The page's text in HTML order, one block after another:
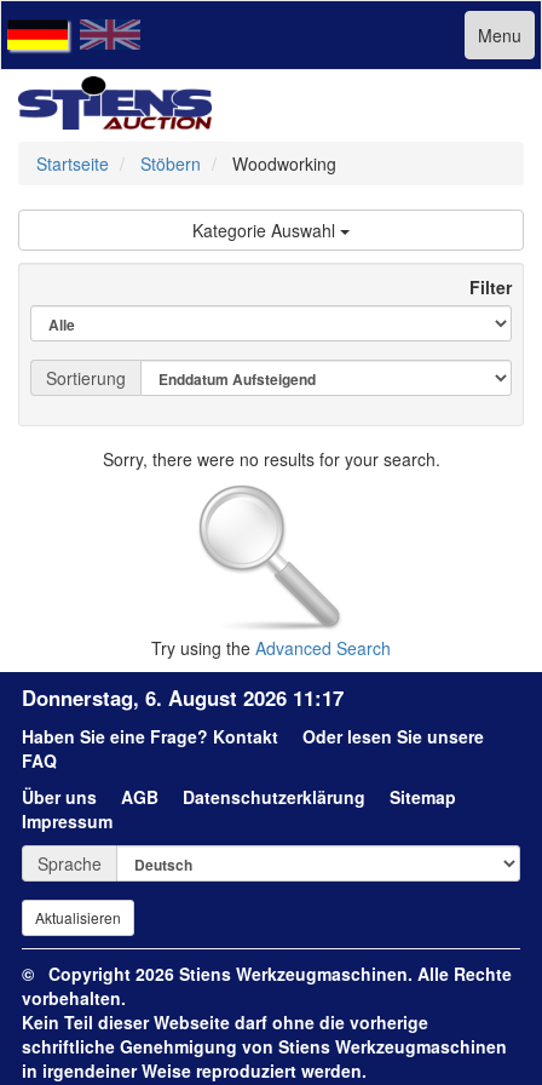
Menu
Startseite Stöbern Woodworking
Kategorie Auswahl
Filter
Sortierung
Sorry, there were no results for your search.
Try using the Advanced Search
Donnerstag, 6. August 2026 11:17
Haben Sie eine Frage? Kontakt
Oder lesen Sie unsere
FAQ
Über uns
AGB Datenschutzerklärung
Sitemap
Impressum
Sprache
© Copyright 2026 Stiens Werkzeugmaschinen. Alle Rechte
vorbehalten.
Kein Teil dieser Webseite darf ohne die vorherige
schriftliche Genehmigung von Stiens Werkzeugmaschinen
in irgendeiner Weise reproduziert werden.